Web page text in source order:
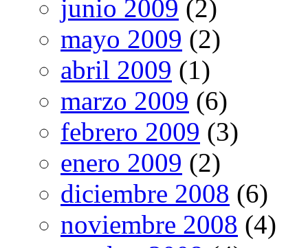
junio 2009 (2)
mayo 2009 (2)
abril 2009 (1)
marzo 2009 (6)
febrero 2009 (3)
enero 2009 (2)
diciembre 2008 (6)
noviembre 2008 (4)